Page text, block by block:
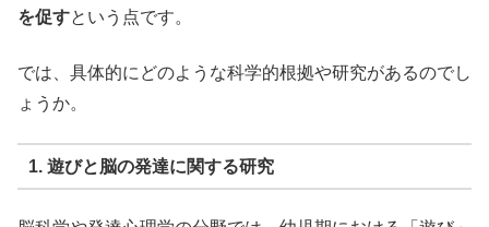
を促すという点です。
では、具体的にどのような科学的根拠や研究があるのでし
ょうか。
1. 遊びと脳の発達に関する研究